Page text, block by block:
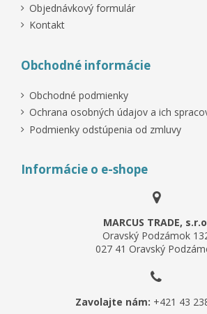
Objednávkový formulár
Kontakt
Obchodné informácie
Obchodné podmienky
Ochrana osobných údajov a ich
Podmienky odstúpenia od zmluvy
Informácie o e-shope
MARCUS TRADE,
Oravský Podzámok
027 41 Oravský
Zavolajte nám: +421 43